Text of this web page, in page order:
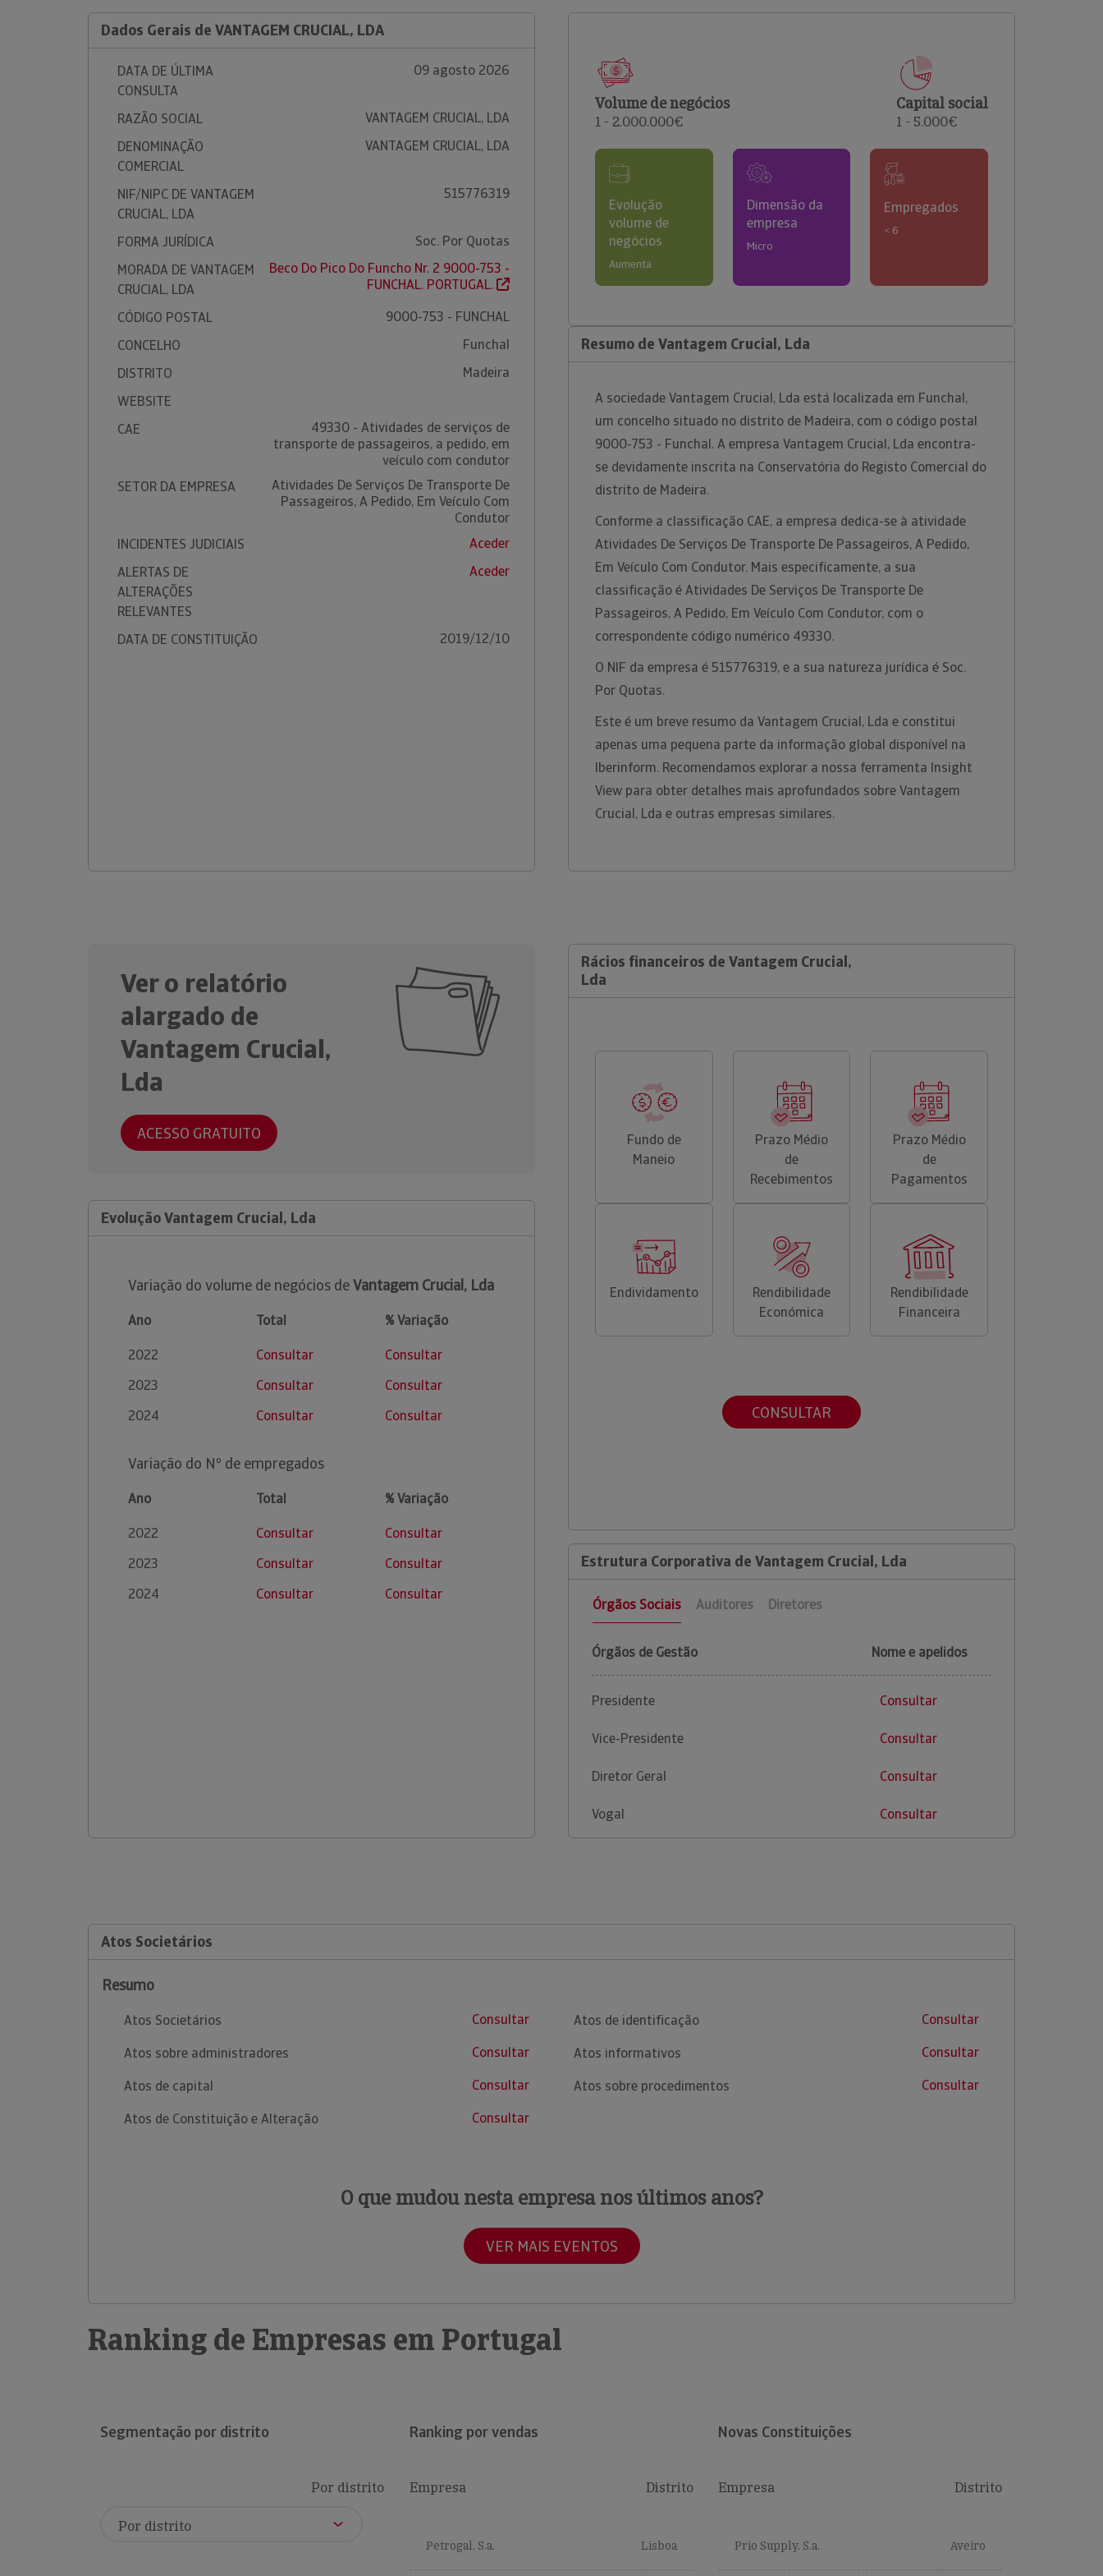
comerciais e analisar o risco de incumprimento dos
Dados Gerais de VANTAGEM CRUCIAL, LDA
DATA DE ÚLTIMA
CONSULTA
09 agosto 2026
RAZÃO SOCIAL
VANTAGEM CRUCIAL, LDA
DENOMINAÇÃO
COMERCIAL
VANTAGEM CRUCIAL, LDA
NIF/NIPC DE VANTAGEM
CRUCIAL, LDA
515776319
FORMA JURÍDICA
Soc. Por Quotas
MORADA DE VANTAGEM
CRUCIAL, LDA
Beco Do Pico Do Funcho Nr. 2 9000-753 -
FUNCHAL. PORTUGAL.
CÓDIGO POSTAL
9000-753 - FUNCHAL
CONCELHO
Funchal
DISTRITO
Madeira
WEBSITE
CAE
49330 - Atividades de serviços de
transporte de passageiros, a pedido, em
veículo com condutor
SETOR DA EMPRESA
Atividades De Serviços De Transporte De
Passageiros, A Pedido, Em Veículo Com
Condutor
INCIDENTES JUDICIAIS
Aceder
ALERTAS DE
ALTERAÇÕES
RELEVANTES
Aceder
DATA DE CONSTITUIÇÃO 2019/12/10
Volume de negócios
1 - 2.000.000€
Capital social
1 - 5.000€
Evolução
volume de
negócios
Aumenta
Dimensão da
empresa
Micro
Empregados
< 6
Resumo de Vantagem Crucial, Lda
A sociedade Vantagem Crucial, Lda está localizada em Funchal,
um concelho situado no distrito de Madeira, com o código postal
9000-753 - Funchal. A empresa Vantagem Crucial, Lda encontra-
se devidamente inscrita na Conservatória do Registo Comercial do
distrito de Madeira.
Conforme a classificação CAE, a empresa dedica-se à atividade
Atividades De Serviços De Transporte De Passageiros, A Pedido,
Em Veículo Com Condutor. Mais especificamente, a sua
classificação é Atividades De Serviços De Transporte De
Passageiros, A Pedido, Em Veículo Com Condutor, com o
correspondente código numérico 49330.
O NIF da empresa é 515776319, e a sua natureza jurídica é Soc.
Por Quotas.
Este é um breve resumo da Vantagem Crucial, Lda e constitui
apenas uma pequena parte da informação global disponível na
Iberinform. Recomendamos explorar a nossa ferramenta Insight
View para obter detalhes mais aprofundados sobre Vantagem
Crucial, Lda e outras empresas similares.
Ver o relatório
alargado de
Vantagem Crucial,
Lda
ACESSO GRATUITO
Evolução Vantagem Crucial, Lda
Variação do volume de negócios deVantagem Crucial, Lda
Ano Total
% Variação
2022
Consultar
Consultar
2023
Consultar
Consultar
2024
Consultar Consultar
Variação do Nº de empregados
Ano Total
% Variação
2022
Consultar
Consultar
2023
Consultar
Consultar
2024
Consultar Consultar
Rácios financeiros de Vantagem Crucial,
Lda
Fundo de
Maneio
Prazo Médio
de
Recebimentos
Prazo Médio
de
Pagamentos
Endividamento
Rendibilidade
Económica
Rendibilidade
Financeira
CONSULTAR
Estrutura Corporativa de Vantagem Crucial, Lda
Órgãos Sociais Auditores Diretores
Órgãos de Gestão Nome e apelidos
Presidente Consultar
Vice-Presidente Consultar
Diretor Geral Consultar
Vogal Consultar
Atos Societários
Resumo
Atos Societários
Consultar
Atos sobre administradores
Consultar
Atos de capital
Consultar
Atos de Constituição e Alteração
Consultar
Atos de identificação
Consultar
Atos informativos
Consultar
Atos sobre procedimentos
Consultar
O que mudou nesta empresa nos últimos anos?
VER MAIS EVENTOS
Ranking de Empresas em Portugal
Segmentação por distrito
Por distrito
Ranking por vendas
Empresa Distrito
Petrogal, S.a. Lisboa
Novas Constituições
Empresa Distrito
Prio Supply, S.a. Aveiro